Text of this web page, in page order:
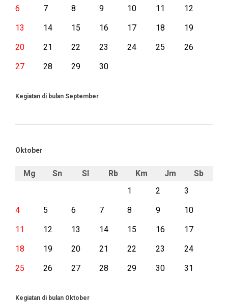
6
7 8 9 10 11
12
13
14 15 16 17 18
19
20
21 22 23 24 25
26
27
28 29 30
Kegiatan di bulan September
Oktober
Mg Sn Sl Rb Km Jm
Sb
1
2
3
4
5 6 7 8 9
10
11
12 13 14 15 16
17
18
19 20 21 22 23
24
25
26 27 28 29 30 31
Kegiatan di bulan Oktober